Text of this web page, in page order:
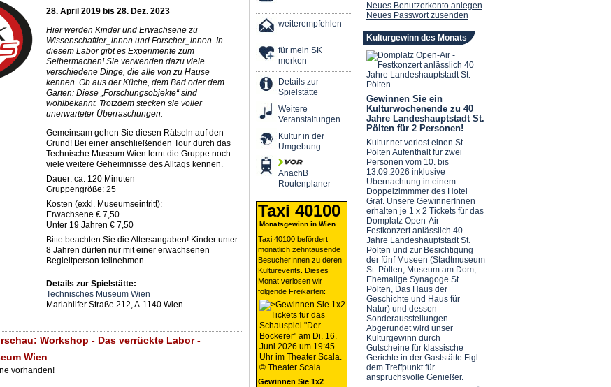
28. April 2019 bis 28. Dez. 2023
Hier werden Kinder und Erwachsene zu
Wissenschaftler_innen und Forscher_innen. In
diesem Labor gibt es Experimente zum
Selbermachen! Sie verwenden dazu viele
verschiedene Dinge, die alle von zu Hause
kennen. Ob aus der Küche, dem Bad oder dem
Garten: Diese „Forschungsobjekte“ sind
wohlbekannt. Trotzdem stecken sie voller
unerwarteter Überraschungen.
Gemeinsam gehen Sie diesen Rätseln auf den
Grund! Bei einer anschließenden Tour durch das
Technische Museum Wien lernt die Gruppe noch
viele weitere Geheimnisse des Alltags kennen.
Dauer: ca. 120 Minuten
Gruppengröße: 25
Kosten (exkl. Museumseintritt):
Erwachsene € 7,50
Unter 19 Jahren € 7,50
Bitte beachten Sie die Altersangaben! Kinder unter
8 Jahren dürfen nur mit einer erwachsenen
Begleitperson teilnehmen.
Details zur Spielstätte:
Technisches Museum Wien
Mariahilfer Straße 212, A-1140 Wien
Workshop - Das verrückte Labor -
Wien
vorhanden!
weiterempfehlen
für mein SK
merken
Details zur
Spielstätte
Weitere
Veranstaltungen
Kultur in der
Umgebung
AnachB
Routenplaner
Taxi 40100
Monatsgewinn in Wien
Taxi 40100 befördert
monatlich zehntausende
BesucherInnen zu deren
Kulturevents. Dieses
Monat verlosen wir
folgende Freikarten:
Gewinnen Sie 1x2
Neues Benutzerkonto anlegen
Neues Passwort zusenden
Kulturgewinn des Monats
Gewinnen Sie ein
Kulturwochenende zu 40
Jahre Landeshauptstadt St.
Pölten für 2 Personen!
Kultur.net verlost einen St.
Pölten Aufenthalt für zwei
Personen vom 10. bis
13.09.2026 inklusive
Übernachtung in einem
Doppelzimmmer des Hotel
Graf. Unsere GewinnerInnen
erhalten je 1 x 2 Tickets für das
Domplatz Open-Air -
Festkonzert anlässlich 40
Jahre Landeshauptstadt St.
Pölten und zur Besichtigung
der fünf Museen (Stadtmuseum
St. Pölten, Museum am Dom,
Ehemalige Synagoge St.
Pölten, Das Haus der
Geschichte und Haus für
Natur) und dessen
Sonderausstellungen.
Abgerundet wird unser
Kulturgewinn durch
Gutscheine für klassische
Gerichte in der Gaststätte Figl
dem Treffpunkt für
anspruchsvolle Genießer.